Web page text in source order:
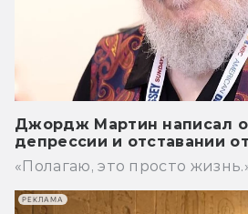
Джордж Мартин написал о
депрессии и отставании
«Полагаю, это просто
РЕКЛАМА